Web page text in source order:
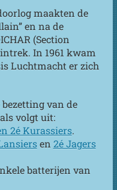
maakten de
en na de
(Section
In 1961 kwam
Luchtmacht er zich
bezetting van de
volgt uit:
2é Kurassiers.
en 2é Jagers
batterijen van